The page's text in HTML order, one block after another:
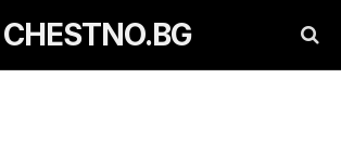
CHESTNO.BG